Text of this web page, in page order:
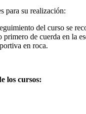
para su realización:
del curso se
primero de cuerda en la
en roca.
los cursos: